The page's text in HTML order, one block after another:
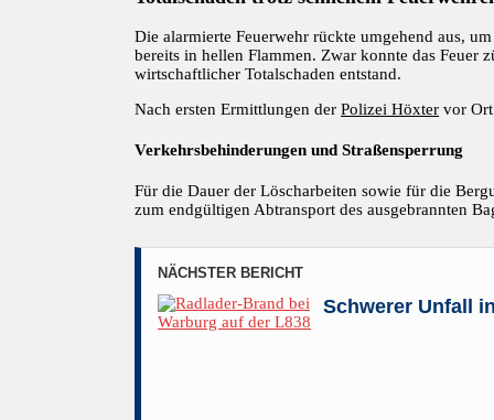
Die alarmierte Feuerwehr rückte umgehend aus,
bereits in hellen Flammen. Zwar konnte das Feuer
wirtschaftlicher Totalschaden entstand.
Nach ersten Ermittlungen der Polizei Höxter vor
Verkehrsbehinderungen und Straßensperrung
Für die Dauer der Löscharbeiten sowie für die
zum endgültigen Abtransport des ausgebrannten
NÄCHSTER BERICHT
Schwerer Unfall